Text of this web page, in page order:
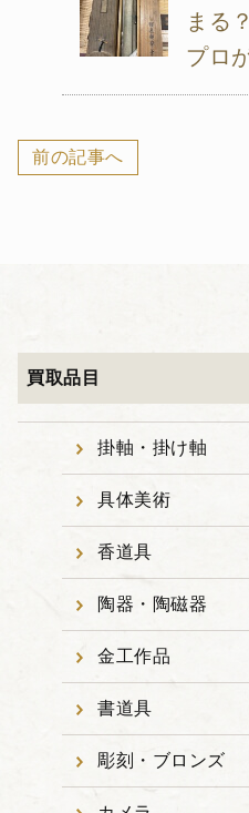
まる
プロ
前の記事へ
買取品目
掛軸・掛け軸
具体美術
香道具
陶器・陶磁器
金工作品
書道具
彫刻・ブロンズ